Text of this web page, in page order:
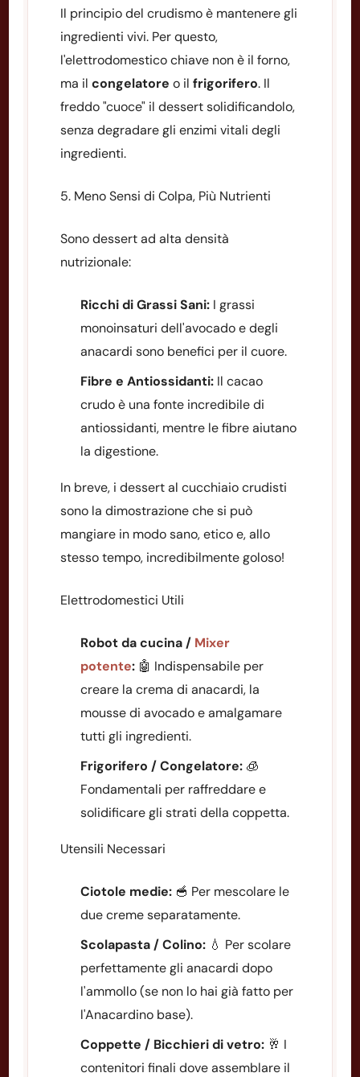
Il principio del crudismo è mantenere gli
ingredienti vivi. Per questo,
l'elettrodomestico chiave non è il forno,
ma il congelatore o il frigorifero. Il
freddo "cuoce" il dessert solidificandolo,
senza degradare gli enzimi vitali degli
ingredienti.
5. Meno Sensi di Colpa, Più Nutrienti
Sono dessert ad alta densità
nutrizionale:
Ricchi di Grassi Sani: I grassi
monoinsaturi dell'avocado e degli
anacardi sono benefici per il cuore.
Fibre e Antiossidanti: Il cacao
crudo è una fonte incredibile di
antiossidanti, mentre le fibre aiutano
la digestione.
In breve, i dessert al cucchiaio crudisti
sono la dimostrazione che si può
mangiare in modo sano, etico e, allo
stesso tempo, incredibilmente goloso!
Elettrodomestici Utili
Robot da cucina / Mixer
potente: 🤖 Indispensabile per
creare la crema di anacardi, la
mousse di avocado e amalgamare
tutti gli ingredienti.
Frigorifero / Congelatore: 🧊
Fondamentali per raffreddare e
solidificare gli strati della coppetta.
Utensili Necessari
Ciotole medie: 🥣 Per mescolare le
due creme separatamente.
Scolapasta / Colino: 💧 Per scolare
perfettamente gli anacardi dopo
l'ammollo (se non lo hai già fatto per
l'Anacardino base).
Coppette / Bicchieri di vetro: 🥂 I
contenitori finali dove assemblare il